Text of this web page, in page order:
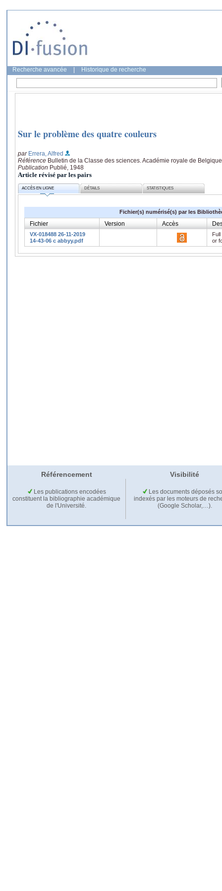
Recherche avancée Historique de recherche
Sur le problème des quatre couleurs
par Errera, Alfred
Référence Bulletin de la Classe des sciences. Académie royale de
Publication Publié, 1948
Article révisé par les pairs
ACCÈS EN LIGNE DÉTAILS STATISTIQUES
Fichier(s) numérisé(s) par les
Fichier Version Accès
VX-018488 26-11-2019
14-43-06 c abbyy.pdf
or
Référencement Visibilité
Les publications encodées
constituent la bibliographie académique
de l'Université.
Les documents déposés
indexés par les moteurs de
(Google Scholar,…).